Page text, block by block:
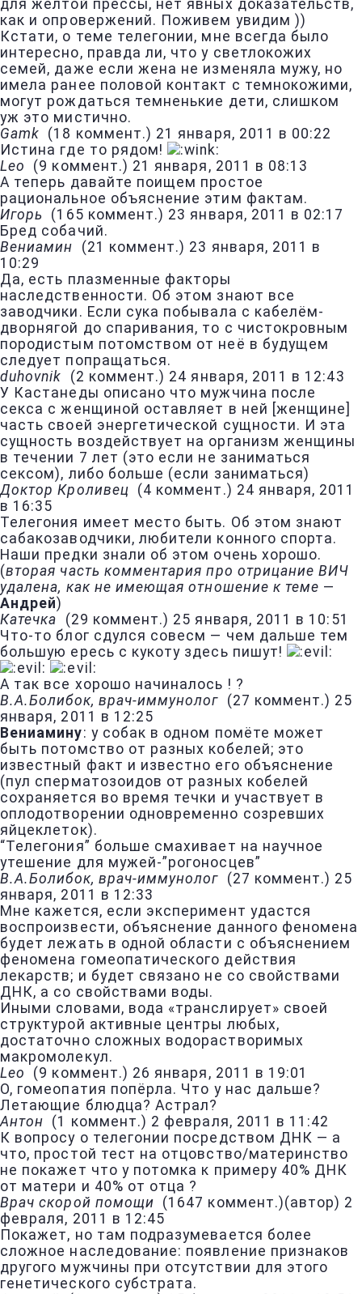
для желтой прессы, нет явных доказательств,
как и опровержений. Поживем увидим ))
Кстати, о теме телегонии, мне всегда было
интересно, правда ли, что у светлокожих
семей, даже если жена не изменяла мужу, но
имела ранее половой контакт с темнокожими,
могут рождаться темненькие дети, слишком
уж это мистично.
Gamk (18 коммент.) 21 января, 2011 в 00:22
Истина где то рядом!
Leo
(9 коммент.) 21 января, 2011 в 08:13
А теперь давайте поищем простое
рациональное объяснение этим фактам.
Игорь
(165 коммент.) 23 января, 2011 в 02:17
Бред собачий.
Вениамин (21 коммент.) 23 января, 2011 в
10:29
Да, есть плазменные факторы
наследственности. Об этом знают все
заводчики. Если сука побывала с кабелём-
дворнягой до спаривания, то с чистокровным
породистым потомством от неё в будущем
следует попращаться.
duhovnik (2 коммент.) 24 января, 2011 в 12:43
У Кастанеды описано что мужчина после
секса с женщиной оставляет в ней [женщине]
часть своей энергетической сущности. И эта
сущность воздействует на организм женщины
в течении 7 лет (это если не заниматься
сексом), либо больше (если заниматься)
Доктор Кроливец (4 коммент.) 24 января, 2011
в 16:35
Телегония имеет место быть. Об этом знают
сабакозаводчики, любители конного спорта.
Наши предки знали об этом очень хорошо.
(вторая часть комментария про отрицание ВИЧ
удалена, как не имеющая отношение к теме —
Андрей)
Катечка (29 коммент.) 25 января, 2011 в 10:51
Что-то блог сдулся совесм — чем дальше тем
большую ересь с кукоту здесь пишут!
А так все хорошо начиналось ! ?
В.А.Болибок, врач-иммунолог (27 коммент.) 25
января, 2011 в 12:25
Вениамину: у собак в одном помёте может
быть потомство от разных кобелей; это
известный факт и известно его объяснение
(пул сперматозоидов от разных кобелей
сохраняется во время течки и участвует в
оплодотворении одновременно созревших
яйцеклеток).
“Телегония” больше смахивает на научное
утешение для мужей-”рогоносцев”
В.А.Болибок, врач-иммунолог (27 коммент.) 25
января, 2011 в 12:33
Мне кажется, если эксперимент удастся
воспроизвести, объяснение данного феномена
будет лежать в одной области с объяснением
феномена гомеопатического действия
лекарств; и будет связано не со свойствами
ДНК, а со свойствами воды.
Иными словами, вода «транслирует» своей
структурой активные центры любых,
достаточно сложных водорастворимых
макромолекул.
Leo
(9 коммент.) 26 января, 2011 в 19:01
О, гомеопатия попёрла. Что у нас дальше?
Летающие блюдца? Астрал?
Антон (1 коммент.) 2 февраля, 2011 в 11:42
К вопросу о телегонии посредством ДНК — а
что, простой тест на отцовство/материнство
не покажет что у потомка к примеру 40% ДНК
от матери и 40% от отца ?
Врач скорой помощи (1647 коммент.)(автор) 2
февраля, 2011 в 12:45
Покажет, но там подразумевается более
сложное наследование: появление признаков
другого мужчины при отсутствии для этого
генетического субстрата.